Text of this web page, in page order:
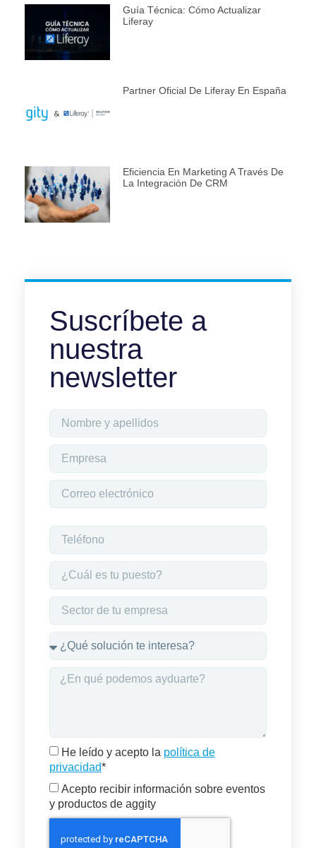
Guía Técnica: Cómo Actualizar
Liferay
Partner Oficial De Liferay En España
Eficiencia En Marketing A Través De
La Integración De CRM
Suscríbete a
nuestra
newsletter
He leído y acepto la política de
privacidad*
Acepto recibir información sobre eventos
y productos de aggity